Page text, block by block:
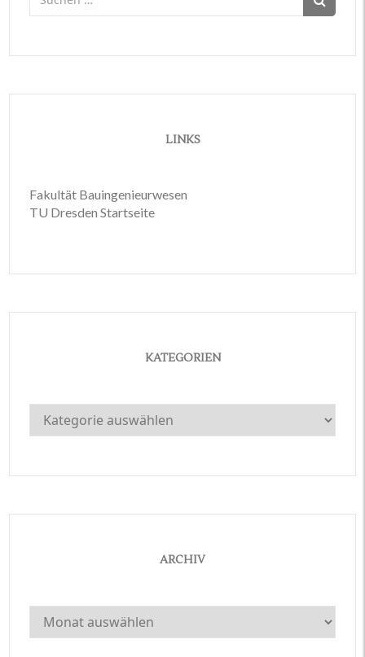
nach:
LINKS
Fakultät Bauingenieurwesen
TU Dresden Startseite
KATEGORIEN
Kategorien
ARCHIV
Archiv